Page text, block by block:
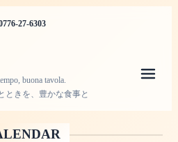
27-6303
buona tavola.
ときを、豊かな食事と